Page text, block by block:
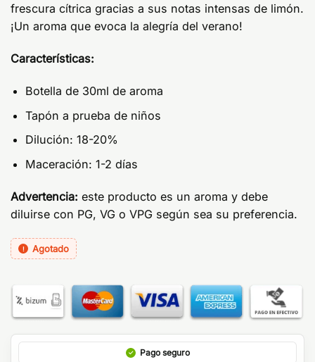
frescura cítrica gracias a sus notas intensas de limón.
¡Un aroma que evoca la alegría del verano!
Características:
Botella de 30ml de aroma
Tapón a prueba de niños
Dilución: 18-20%
Maceración: 1-2 días
Advertencia: este producto es un aroma y debe
diluirse con PG, VG o VPG según sea su preferencia.
Agotado
Pago seguro